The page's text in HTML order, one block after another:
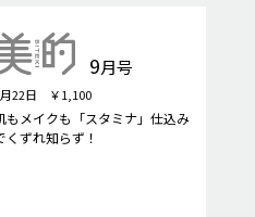
9月号
22日 ￥1,100
もメイクも「スタミナ」仕込み
くずれ知らず！